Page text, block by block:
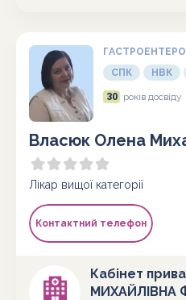
СПК
НВК
30 років досвіду
Власюк Олена
Лікар вищої категорії
Контактний телефон
Кабінет
МИХАЙЛІВНА